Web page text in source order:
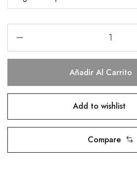
Añadir Al Carrito
Add to wishlist
Compare